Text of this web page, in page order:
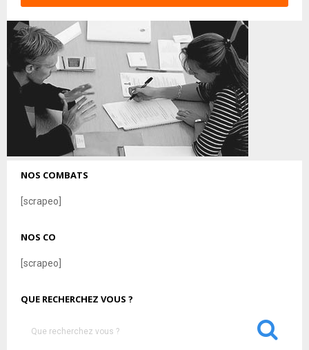
NOS COMBATS
[scrapeo]
NOS CO
[scrapeo]
QUE RECHERCHEZ VOUS ?